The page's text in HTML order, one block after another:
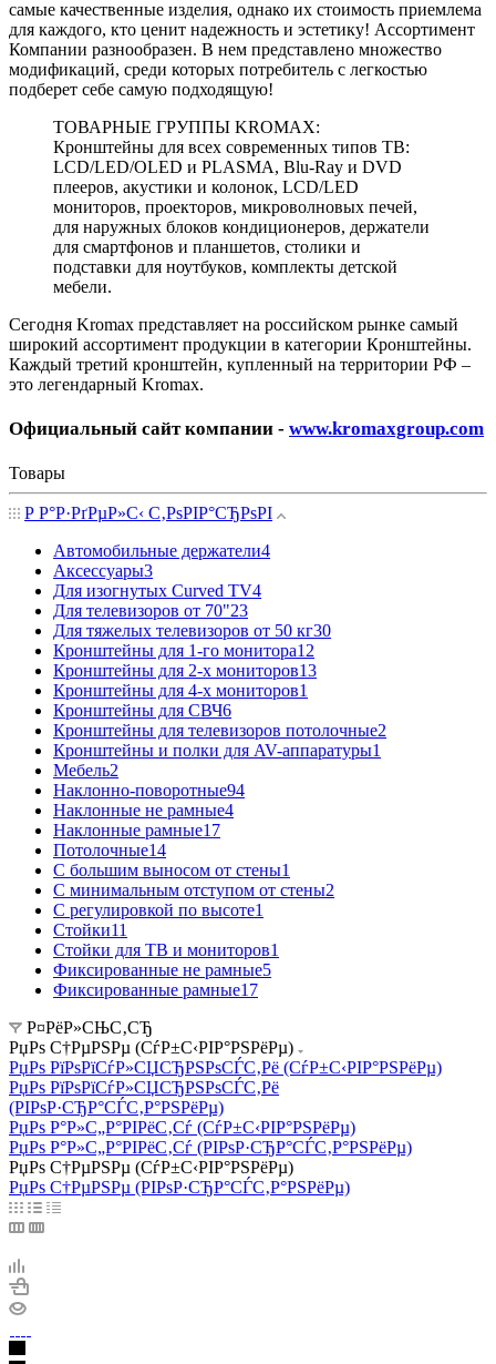
самые качественные изделия, однако их стоимость приемлема
для каждого, кто ценит надежность и эстетику! Ассортимент
Компании разнообразен. В нем представлено множество
модификаций, среди которых потребитель с легкостью
подберет себе самую подходящую!
ТОВАРНЫЕ ГРУППЫ KROMAX:
Кронштейны для всех современных типов ТВ:
LCD/LED/OLED и PLASMA, Blu-Ray и DVD
плееров, акустики и колонок, LCD/LED
мониторов, проекторов, микроволновых печей,
для наружных блоков кондиционеров, держатели
для смартфонов и планшетов, столики и
подставки для ноутбуков, комплекты детской
мебели.
Сегодня Kromax представляет на российском рынке самый
широкий ассортимент продукции в категории Кронштейны.
Каждый третий кронштейн, купленный на территории РФ –
это легендарный Kromax.
Официальный сайт компании - www.kromaxgroup.com
Товары
Р Р°Р·РґРµР»С‹ С‚РѕРІР°СЂРѕРІ
Автомобильные держатели4
Аксессуары3
Для изогнутых Curved TV4
Для телевизоров от 70"23
Для тяжелых телевизоров от 50 кг30
Кронштейны для 1-го монитора12
Кронштейны для 2-х мониторов13
Кронштейны для 4-х мониторов1
Кронштейны для СВЧ6
Кронштейны для телевизоров потолочные2
Кронштейны и полки для AV-аппаратуры1
Мебель2
Наклонно-поворотные94
Наклонные не рамные4
Наклонные рамные17
Потолочные14
С большим выносом от стены1
С минимальным отступом от стены2
С регулировкой по высоте1
Стойки11
Стойки для ТВ и мониторов1
Фиксированные не рамные5
Фиксированные рамные17
Р¤РёР»СЊС‚СЂ
РџРѕ С†РµРЅРµ (СѓР±С‹РІР°РЅРёРµ)
РџРѕ РїРѕРїСѓР»СЏСЂРЅРѕСЃС‚Рё (СѓР±С‹РІР°РЅРёРµ)
РџРѕ РїРѕРїСѓР»СЏСЂРЅРѕСЃС‚Рё
(РІРѕР·СЂР°СЃС‚Р°РЅРёРµ)
РџРѕ Р°Р»С„Р°РІРёС‚Сѓ (СѓР±С‹РІР°РЅРёРµ)
РџРѕ Р°Р»С„Р°РІРёС‚Сѓ (РІРѕР·СЂР°СЃС‚Р°РЅРёРµ)
РџРѕ С†РµРЅРµ (СѓР±С‹РІР°РЅРёРµ)
РџРѕ С†РµРЅРµ (РІРѕР·СЂР°СЃС‚Р°РЅРёРµ)